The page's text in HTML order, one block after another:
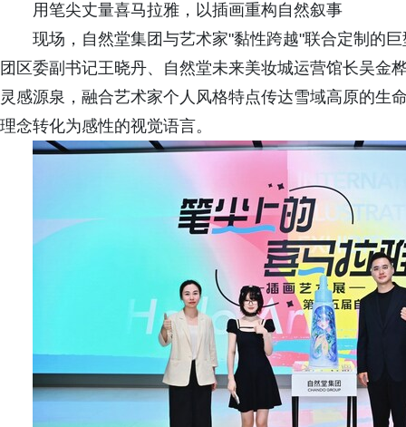
用笔尖丈量喜马拉雅，以插画重构自然叙事
现场，自然堂集团与艺术家"黏性跨越"联合定制的
团区委副书记王晓丹、自然堂未来美妆城运营馆长吴金
灵感源泉，融合艺术家个人风格特点传达雪域高原的生
理念转化为感性的视觉语言。